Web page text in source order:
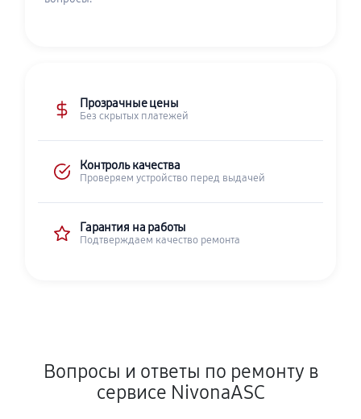
Прозрачные цены
Без скрытых платежей
Контроль качества
Проверяем устройство перед выдачей
Гарантия на работы
Подтверждаем качество ремонта
Вопросы и ответы по ремонту в
сервисе NivonaASC